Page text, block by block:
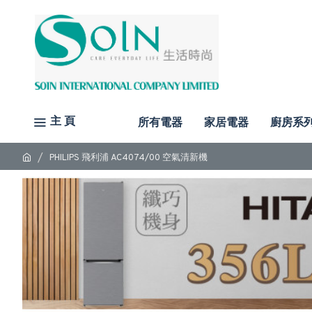
主 頁 所有電器 家居電器 廚房系
PHILIPS 飛利浦 AC4074/00 空氣清新機